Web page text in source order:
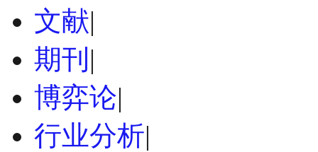
文献|
期刊 |
博弈论|
行业分析|